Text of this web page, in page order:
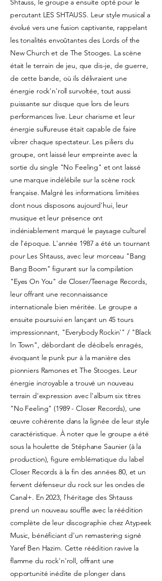
Shtauss, le groupe a ensuite opté pour le
percutant LES SHTAUSS. Leur style musical a
évolué vers une fusion captivante, rappelant
les tonalités envoûtantes des Lords of the
New Church et de The Stooges. La scène
était le terrain de jeu, que dis-je, de guerre,
de cette bande, où ils délivraient une
énergie rock'n'roll survoltée, tout aussi
puissante sur disque que lors de leurs
performances live. Leur charisme et leur
énergie sulfureuse était capable de faire
vibrer chaque spectateur. Les piliers du
groupe, ont laissé leur empreinte avec la
sortie du single "No Feeling" et ont laissé
une marque indélébile sur la scène rock
française. Malgré les informations limitées
dont nous disposons aujourd'hui, leur
musique et leur présence ont
indéniablement marqué le paysage culturel
de l'époque. L'année 1987 a été un tournant
pour Les Shtauss, avec leur morceau "Bang
Bang Boom" figurant sur la compilation
"Eyes On You" de Closer/Teenage Records,
leur offrant une reconnaissance
internationale bien méritée. Le groupe a
ensuite poursuivi en lançant un 45 tours
impressionnant, "Everybody Rockin'" / "Black
In Town", débordant de décibels enragés,
évoquant le punk pur à la manière des
pionniers Ramones et The Stooges. Leur
énergie incroyable a trouvé un nouveau
terrain d'expression avec l'album six titres
"No Feeling" (1989 - Closer Records), une
œuvre cohérente dans la lignée de leur style
caractéristique. À noter que le groupe a été
sous la houlette de Stéphane Saunier (à la
production), figure emblématique du label
Closer Records à la fin des années 80, et un
fervent défenseur du rock sur les ondes de
Canal+. En 2023, l'héritage des Shtauss
prend un nouveau souffle avec la réédition
complète de leur discographie chez Atypeek
Music, bénéficiant d'un remastering signé
Yaref Ben Hazim. Cette réédition ravive la
flamme du rock'n'roll, offrant une
opportunité inédite de plonger dans